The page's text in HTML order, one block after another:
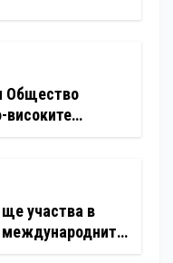
Общество
високите
участва в